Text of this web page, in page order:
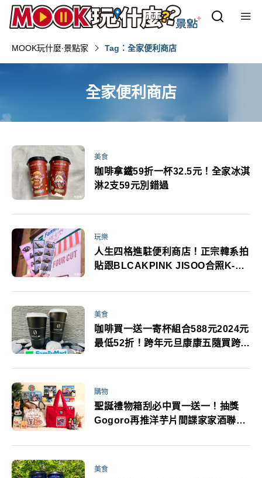
MOOK玩什麼‧景點家 Tag：全家便利商店
全家便利商店
美食
咖啡拿鐵59折一杯32.5元！全家冰淇
淋2支59元別錯過
玩樂
人生四格進駐便利商店！正宗韓系拍
貼跟BLCAKPINK JISOO合照K-
美食
咖啡買一送一寄杯組合588元2024元
最低52折！跨年元旦康康五隨買跨店
購物
聖誕禮物箱刮必中買一送一！抽獎
Gogoro再推洋芋片間諜家家酒聯名
美食